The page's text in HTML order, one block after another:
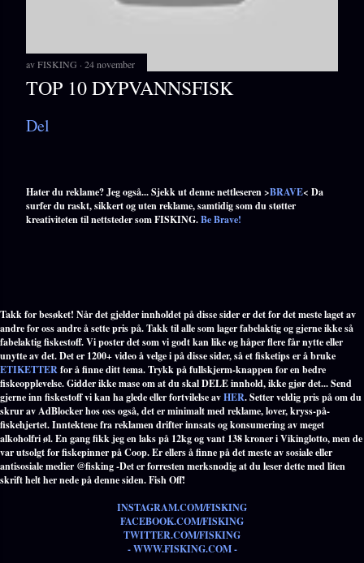
avFISKING 24 november
TOP 10 DYPVANNSFISK
Del
Hater du reklame? Jeg også... Sjekk ut denne nettleseren >BRAVE< Da
surfer du raskt, sikkert og uten reklame, samtidig som du støtter
kreativiteten til nettsteder som FISKING.Be Brave!
Takk for besøket! Når det gjelder innholdet på disse sider er det for det meste laget av
andre for oss andre å sette pris på. Takk til alle som lager fabelaktig og gjerne ikke så
fabelaktig fiskestoff. Vi poster det som vi godt kan like og håper flere får nytte eller
unytte av det. Det er 1200+ video å velge i på disse sider, så et fisketips er å bruke
ETIKETTERfor å finne ditt tema. Trykk på fullskjerm-knappen for en bedre
fiskeopplevelse. Gidder ikke mase om at du skal DELE innhold, ikke gjør det... Send
gjerne inn fiskestoff vi kan ha glede eller fortvilelse avHER. Setter veldig pris på om du
skrur av AdBlocker hos oss også, det er minimalt med reklame, lover, kryss-på-
fiskehjertet. Inntektene fra reklamen drifter innsats og konsumering av meget
alkoholfri øl. En gang fikk jeg en laks på 12kg og vant 138 kroner i Vikinglotto, men de
var utsolgt for fiskepinner på Coop. Er ellers å finne på det meste av sosiale eller
antisosiale medier @fisking -Det er forresten merksnodig at du leser dette med liten
skrift helt her nede på denne siden. Fish Off!
INSTAGRAM.COM/FISKING
FACEBOOK.COM/FISKING
TWITTER.COM/FISKING
- WWW.FISKING.COM -